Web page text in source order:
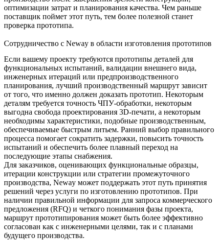
оптимизации затрат и планирования качества. Чем раньше
поставщик поймет этот путь, тем более полезной станет
проверка прототипа.
Сотрудничество с Neway в области изготовления прототипов
Если вашему проекту требуются прототипы деталей для
функциональных испытаний, валидации внешнего вида,
инженерных итераций или предпроизводственного
планирования, лучший производственный маршрут зависит
от того, что именно должен доказать прототип. Некоторым
деталям требуется точность ЧПУ-обработки, некоторым
выгодна свобода проектирования 3D-печати, а некоторым
необходимы характеристики, подобные производственным,
обеспечиваемые быстрым литьем. Ранний выбор правильного
процесса помогает сократить задержки, повысить точность
испытаний и обеспечить более плавный переход на
последующие этапы снабжения.
Для заказчиков, оценивающих функциональные образцы,
итерации конструкции или стратегии промежуточного
производства, Neway может поддержать этот путь принятия
решений через услуги по изготовлению прототипов. При
наличии правильной информации для запроса коммерческого
предложения (RFQ) и четкого понимания фазы проекта,
маршрут прототипирования может быть более эффективно
согласован как с инженерными целями, так и с планами
будущего производства.